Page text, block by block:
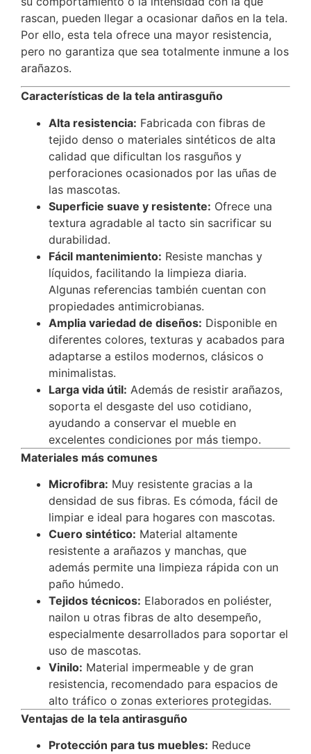
rascan, pueden llegar a ocasionar daños en la tela.
Por ello, esta tela ofrece una mayor resistencia,
pero no garantiza que sea totalmente inmune a los
arañazos.
Características de la tela antirasguño
Alta resistencia: Fabricada con fibras de
tejido denso o materiales sintéticos de alta
calidad que dificultan los rasguños y
perforaciones ocasionados por las uñas de
las mascotas.
Superficie suave y resistente: Ofrece una
textura agradable al tacto sin sacrificar su
durabilidad.
Fácil mantenimiento: Resiste manchas y
líquidos, facilitando la limpieza diaria.
Algunas referencias también cuentan con
propiedades antimicrobianas.
Amplia variedad de diseños: Disponible en
diferentes colores, texturas y acabados para
adaptarse a estilos modernos, clásicos o
minimalistas.
Larga vida útil: Además de resistir arañazos,
soporta el desgaste del uso cotidiano,
ayudando a conservar el mueble en
excelentes condiciones por más tiempo.
Materiales más comunes
Microfibra: Muy resistente gracias a la
densidad de sus fibras. Es cómoda, fácil de
limpiar e ideal para hogares con mascotas.
Cuero sintético: Material altamente
resistente a arañazos y manchas, que
además permite una limpieza rápida con un
paño húmedo.
Tejidos técnicos: Elaborados en poliéster,
nailon u otras fibras de alto desempeño,
especialmente desarrollados para soportar el
uso de mascotas.
Vinilo: Material impermeable y de gran
resistencia, recomendado para espacios de
alto tráfico o zonas exteriores protegidas.
Ventajas de la tela antirasguño
Protección para tus muebles: Reduce